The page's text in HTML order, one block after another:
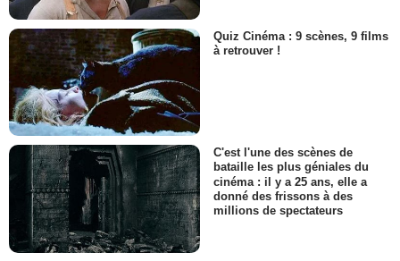
Quiz Cinéma : 9 scènes, 9 films
à retrouver !
C'est l'une des scènes de
bataille les plus géniales du
cinéma : il y a 25 ans, elle a
donné des frissons à des
millions de spectateurs